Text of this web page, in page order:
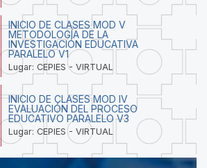
INICIO DE CLASES MOD V
METODOLOGÍA DE LA
INVESTIGACIÓN EDUCATIVA
PARALELO V1
Lugar: CEPIES - VIRTUAL
INICIO DE CLASES MOD IV
EVALUACIÓN DEL PROCESO
EDUCATIVO PARALELO V3
Lugar: CEPIES - VIRTUAL